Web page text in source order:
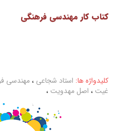
کتاب کار مهندسی فرهنگی
کلیدواژه ها: استاد شجاعی ،مهندسی
غیت ، اصل مهدویت ،